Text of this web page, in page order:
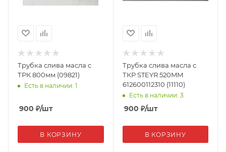
Трубка слива масла с
ТРК 800мм (09821)
Есть в наличии: 1
900 ₽/шт
В КОРЗИНУ
Трубка слива масла с
ТКР STEYR 520MM
612600112310 (11110)
Есть в наличии: 3
900 ₽/шт
В КОРЗИНУ